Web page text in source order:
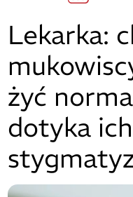
Lekarka:
żyć
dotyka ich